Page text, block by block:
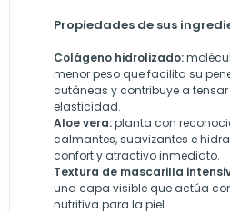
Propiedades de sus
Colágeno hidrolizado:
menor peso que facilita su
cutáneas y contribuye a
elasticidad.
Aloe vera:planta con
calmantes, suavizantes e
confort y atractivo inmediato.
Textura de mascarilla
una capa visible que actúa
nutritiva para la piel.